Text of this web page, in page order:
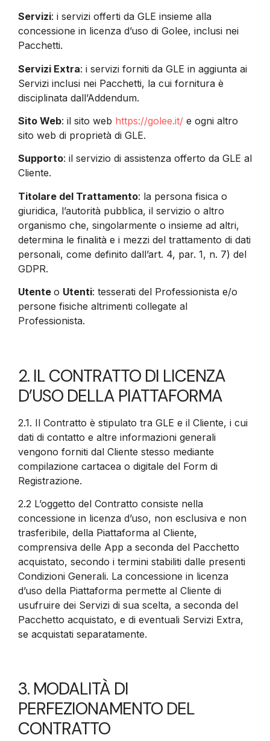
Servizi: i servizi offerti da GLE insieme alla
concessione in licenza d’uso di Golee, inclusi nei
Pacchetti.
Servizi Extra: i servizi forniti da GLE in aggiunta ai
Servizi inclusi nei Pacchetti, la cui fornitura è
disciplinata dall’Addendum.
Sito Web: il sito web https://golee.it/ e ogni altro
sito web di proprietà di GLE.
Supporto: il servizio di assistenza offerto da GLE al
Cliente.
Titolare del Trattamento: la persona fisica o
giuridica, l’autorità pubblica, il servizio o altro
organismo che, singolarmente o insieme ad altri,
determina le finalità e i mezzi del trattamento di dati
personali, come definito dall’art. 4, par. 1, n. 7) del
GDPR.
Utente o Utenti: tesserati del Professionista e/o
persone fisiche altrimenti collegate al
Professionista.
2. IL CONTRATTO DI LICENZA
D’USO DELLA PIATTAFORMA
2.1. Il Contratto è stipulato tra GLE e il Cliente, i cui
dati di contatto e altre informazioni generali
vengono forniti dal Cliente stesso mediante
compilazione cartacea o digitale del Form di
Registrazione.
2.2 L’oggetto del Contratto consiste nella
concessione in licenza d’uso, non esclusiva e non
trasferibile, della Piattaforma al Cliente,
comprensiva delle App a seconda del Pacchetto
acquistato, secondo i termini stabiliti dalle presenti
Condizioni Generali. La concessione in licenza
d’uso della Piattaforma permette al Cliente di
usufruire dei Servizi di sua scelta, a seconda del
Pacchetto acquistato, e di eventuali Servizi Extra,
se acquistati separatamente.
3. MODALITÀ DI
PERFEZIONAMENTO DEL
CONTRATTO